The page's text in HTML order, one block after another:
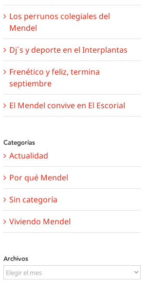
Los perrunos colegiales del
Mendel
Dj´s y deporte en el Interplantas
Frenético y feliz, termina
septiembre
El Mendel convive en El Escorial
Categorías
Actualidad
Por qué Mendel
Sin categoría
Viviendo Mendel
Archivos
Archivos